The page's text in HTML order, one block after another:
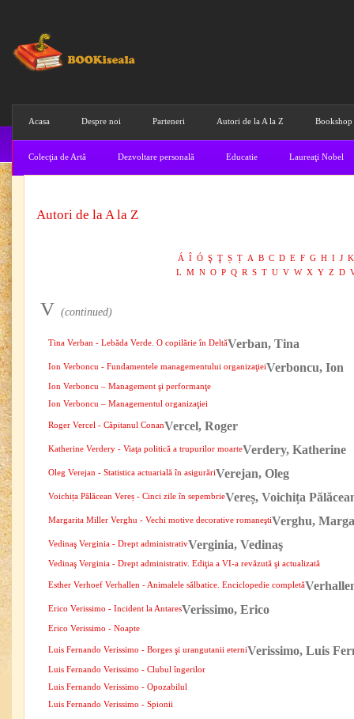
Acasa Despre noi Parteneri Autori de la A la Z Bookshop
Colecţia de Artă Dezvoltare personală Educatie Laureaţi Nobel
Autori de la A la Z
Á Î Ó Ş Ţ Ș Ț A B C D E F G H I J K
L M N O P Q R S T U V W X Y Z D
V (continued)
Verban, Tina
Tina Verban - Lebăda Verde. O copilărie în Deltă
Verboncu, Ion
Ion Verboncu - Fundamentele managementului organizaţiei
Ion Verboncu – Management şi performanţe
Ion Verboncu – Managementul organizaţiei
Vercel, Roger
Roger Vercel - Căpitanul Conan
Verdery, Katherine
Katherine Verdery - Viaţa politică a trupurilor moarte
Verejan, Oleg
Oleg Verejan - Statistica actuarială în asigurări
Vereș, Voichița
Voichița Pălăcean Vereș - Cinci zile în sepembrie
Verghu,
Margarita Miller Verghu - Vechi motive decorative romaneşti
Verginia, Vedinaş
Vedinaş Verginia - Drept administrativ
Vedinaş Verginia - Drept administrativ. Ediţia a VI-a revăzută şi actualizată
Esther Verhoef Verhallen - Animalele sălbatice. Enciclopedie completă
Verissimo, Erico
Erico Verissimo - Incident la Antares
Erico Verissimo - Noapte
Verissimo, Luis
Luis Fernando Verissimo - Borges şi urangutanii eterni
Luis Fernando Verissimo - Clubul îngerilor
Luis Fernando Verissimo - Opozabilul
Luis Fernando Verissimo - Spionii